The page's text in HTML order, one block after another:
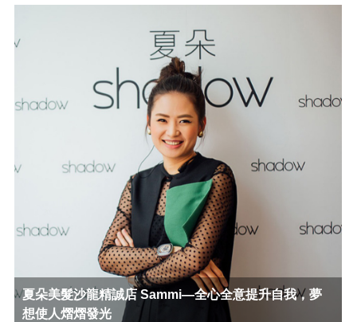
夏朵美髮沙龍精誠店 Sammi—全心全意提升自我，夢
想使人熠熠發光